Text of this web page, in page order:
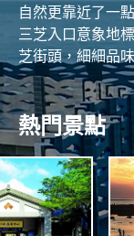
NO R T H
自然更靠近了一
三芝入口意象地
芝街頭，細細品
熱門景點